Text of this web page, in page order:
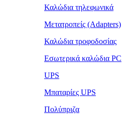
Καλώδια τηλεφωνικά
Μετατροπείς (Adapters)
Καλώδια τροφοδοσίας
Εσωτερικά καλώδια PC
UPS
Μπαταρίες UPS
Πολύπριζα